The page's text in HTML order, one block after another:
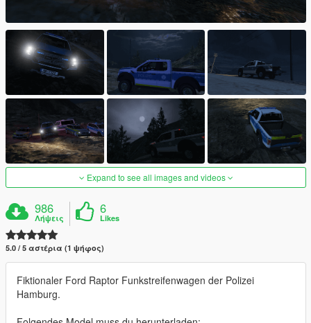
Expand to see all images and videos
986
Λήψεις
6
Likes
5.0 / 5 αστέρια (1 ψήφος)
Fiktionaler Ford Raptor Funkstreifenwagen der Polizei
Hamburg.